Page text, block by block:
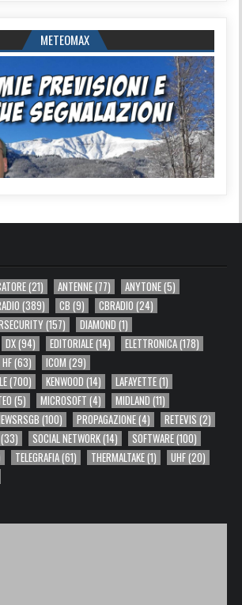
METEOMAX
(21) ANTENNE(77) ANYTONE(5)
(389) CB (9) CBRADIO (24)
(157) DIAMOND (1)
DX(94) EDITORIALE(14) ELETTRONICA(178)
HF(63) ICOM (29)
(700) KENWOOD (14) LAFAYETTE(1)
(5) MICROSOFT (4) MIDLAND (11)
(100) PROPAGAZIONE(4) RETEVIS (2)
(33) SOCIAL NETWORK(14) SOFTWARE(100)
TELEGRAFIA(61) THERMALTAKE(1) UHF(20)